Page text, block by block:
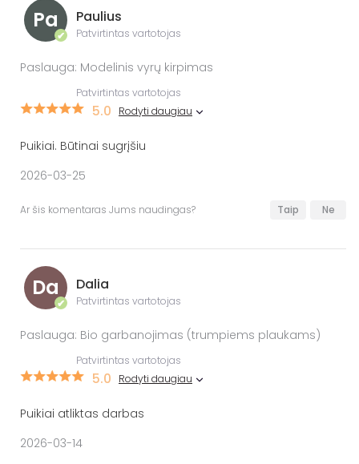
Pa
✔
Paulius
Patvirtintas vartotojas
Paslauga: Modelinis vyrų kirpimas
Patvirtintas vartotojas
5.0 Rodyti daugiau
Puikiai. Būtinai sugrįšiu
2026-03-25
Ar šis komentaras Jums naudingas? Taip Ne
Da
✔
Dalia
Patvirtintas vartotojas
Paslauga: Bio garbanojimas (trumpiems plaukams)
Patvirtintas vartotojas
5.0 Rodyti daugiau
Puikiai atliktas darbas
2026-03-14